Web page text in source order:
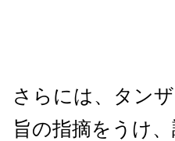
さらには、タン
旨の指摘をうけ